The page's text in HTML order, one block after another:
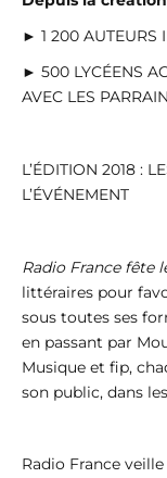
► 1 200 AUTEURS
► 500 LYCÉENS
AVEC LES
L’ÉDITION 2018 :
L’ÉVÉNEMENT
Radio France fête
littéraires pour
sous toutes ses
en passant par
Musique et fip,
son public, dans
Radio France